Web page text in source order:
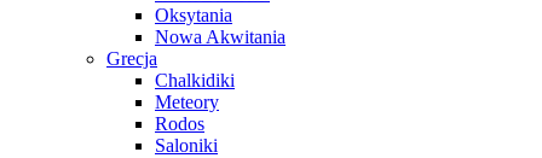
Oksytania
Nowa Akwitania
Grecja
Chalkidiki
Meteory
Rodos
Saloniki